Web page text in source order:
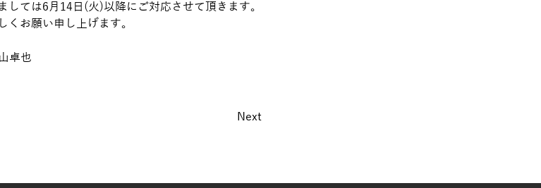
しては6⽉14⽇(火)以降にご対応させて頂きます。
お願い申し上げます。
卓也
Next